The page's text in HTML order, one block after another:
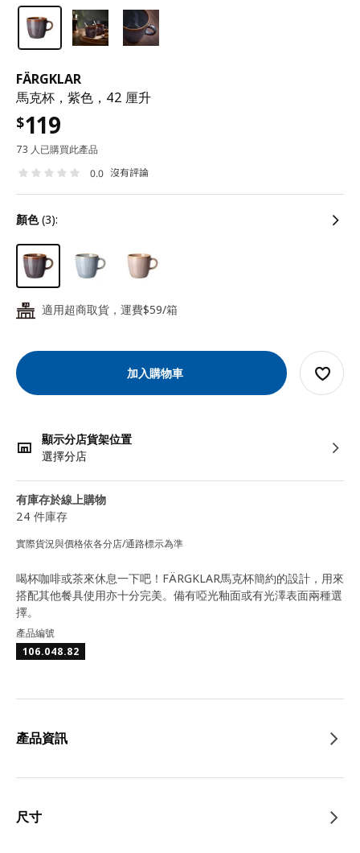
FÄRGKLAR
馬克杯，紫色，42 厘升
$119
73 人已購買此產品
0.0 沒有評論
顏色(3):
24 適用超商取貨，運費$59/箱
加入購物車
顯示分店貨架位置
選擇分店
有庫存於線上購物
24 件庫存
實際貨況與價格依各分店/通路標示為準
喝杯咖啡或茶來休息一下吧！FÄRGKLAR馬克杯簡約的設計，用來
搭配其他餐具使用亦十分完美。備有啞光釉面或有光澤表面兩種選
擇。
產品編號
106.048.82
產品資訊
尺寸